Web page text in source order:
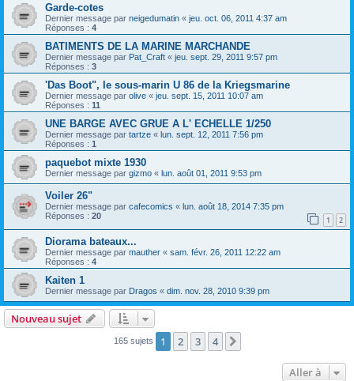
Garde-cotes
Dernier message par neigedumatin « jeu. oct. 06, 2011 4:37 am
Réponses : 4
BATIMENTS DE LA MARINE MARCHANDE
Dernier message par Pat_Craft « jeu. sept. 29, 2011 9:57 pm
Réponses : 3
'Das Boot", le sous-marin U 86 de la Kriegsmarine
Dernier message par olive « jeu. sept. 15, 2011 10:07 am
Réponses : 11
UNE BARGE AVEC GRUE A L' ECHELLE 1/250
Dernier message par tartze « lun. sept. 12, 2011 7:56 pm
Réponses : 1
paquebot mixte 1930
Dernier message par gizmo « lun. août 01, 2011 9:53 pm
Voiler 26"
Dernier message par cafecomics « lun. août 18, 2014 7:35 pm
Réponses : 20 1 2
Diorama bateaux...
Dernier message par mauther « sam. févr. 26, 2011 12:22 am
Réponses : 4
Kaiten 1
Dernier message par Dragos « dim. nov. 28, 2010 9:39 pm
Nouveau sujet
165 sujets 1 2 3 4
Aller à